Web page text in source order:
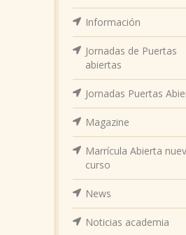
Información
Jornadas de Puertas
abiertas
Jornadas Puertas
Magazine
Marrícula Abierta
curso
News
Noticias academia